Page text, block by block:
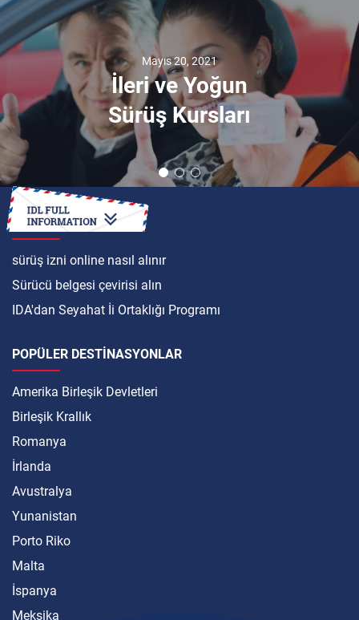
Mayıs 20, 2021
İleri ve Yoğun
Sürüş Kursları
ULUSLARARASI
sürüş izni online nasıl alınır
Sürücü belgesi çevirisi alın
IDA'dan Seyahat İi Ortaklığı Programı
POPÜLER DESTINASYONLAR
Amerika Birleşik Devletleri
Birleşik Krallık
Romanya
İrlanda
Avustralya
Yunanistan
Porto Riko
Malta
İspanya
Meksika